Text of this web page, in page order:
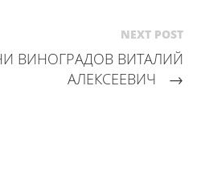
NEXT POST
ВИНОГРАДОВ ВИТАЛИЙ
АЛЕКСЕЕВИЧ
→